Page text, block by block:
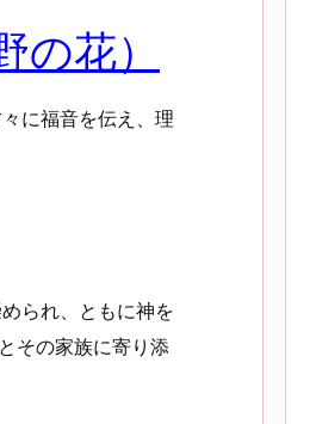
花）
に福音を伝え、理
られ、ともに神を
その家族に寄り添